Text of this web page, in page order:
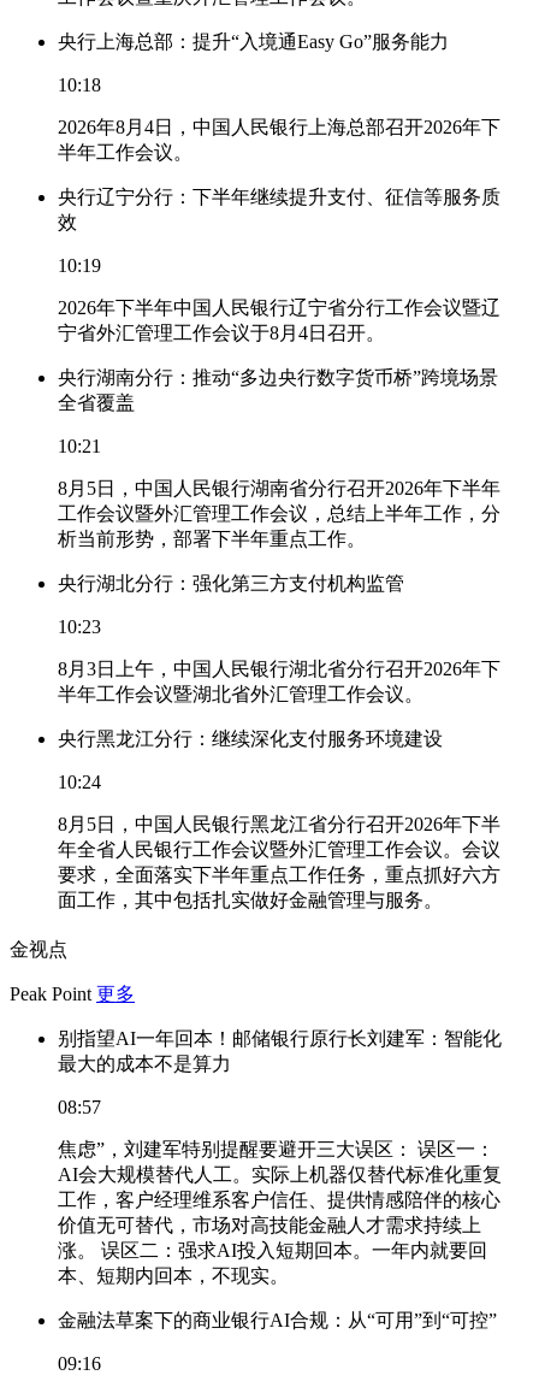
央行上海总部：提升“入境通Easy Go”服务能力
10:18
2026年8月4日，中国人民银行上海总部召开2026年下
半年工作会议。
央行辽宁分行：下半年继续提升支付、征信等服务质
效
10:19
2026年下半年中国人民银行辽宁省分行工作会议暨辽
宁省外汇管理工作会议于8月4日召开。
央行湖南分行：推动“多边央行数字货币桥”跨境场景
全省覆盖
10:21
8月5日，中国人民银行湖南省分行召开2026年下半年
工作会议暨外汇管理工作会议，总结上半年工作，分
析当前形势，部署下半年重点工作。
央行湖北分行：强化第三方支付机构监管
10:23
8月3日上午，中国人民银行湖北省分行召开2026年下
半年工作会议暨湖北省外汇管理工作会议。
央行黑龙江分行：继续深化支付服务环境建设
10:24
8月5日，中国人民银行黑龙江省分行召开2026年下半
年全省人民银行工作会议暨外汇管理工作会议。会议
要求，全面落实下半年重点工作任务，重点抓好六方
面工作，其中包括扎实做好金融管理与服务。
金视点
Peak Point 更多
别指望AI一年回本！邮储银行原行长刘建军：智能化
最大的成本不是算力
08:57
焦虑”，刘建军特别提醒要避开三大误区： 误区一：
AI会大规模替代人工。实际上机器仅替代标准化重复
工作，客户经理维系客户信任、提供情感陪伴的核心
价值无可替代，市场对高技能金融人才需求持续上
涨。 误区二：强求AI投入短期回本。一年内就要回
本、短期内回本，不现实。
金融法草案下的商业银行AI合规：从“可用”到“可控”
09:16